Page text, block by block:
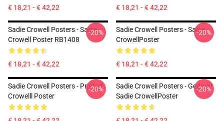
€ 18,21 - € 42,22 € 18,21 - € 42,22
Sadie Crowell Posters - Sadie
Crowell Poster RB1408
€ 18,21 - € 42,22
-20%
Sadie Crowell Posters - Sadie
CrowellPoster
€ 18,21 - € 42,22
-20%
Sadie Crowell Posters - Printed
Crowelll Poster
-20%
Sadie Crowell Posters - Gedrukt
Sadie CrowellPoster
-20%